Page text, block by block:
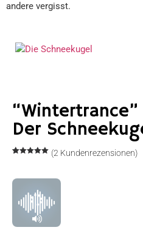
andere vergisst.
Der
basierend
Kundenbewertungen
(2 Kundenrezensionen)